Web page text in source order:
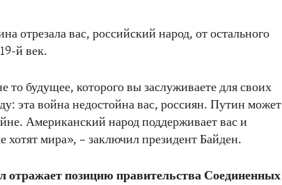
отрезала вас, российский народ, от остального
й век.
то будущее, которого вы заслуживаете для своих
эта война недостойна вас, россиян. Путин может
Американский народ поддерживает вас и
мира», – заключил президент Байден.
позицию правительства Соединенных